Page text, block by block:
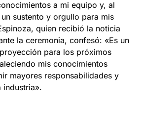
a mi equipo y, al
sustento y orgullo para mis
quien recibió la noticia
la ceremonia, confesó: «Es un
para los próximos
mis conocimientos
mayores responsabilidades y
industria».